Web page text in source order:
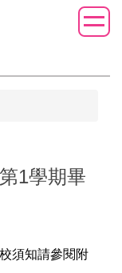
1學期畢
須知請參閱附